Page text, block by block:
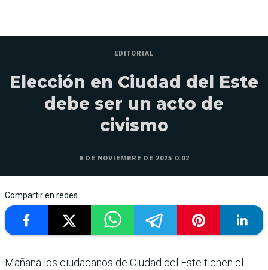
EDITORIAL
Elección en Ciudad del Este
debe ser un acto de
civismo
8 DE NOVIEMBRE DE 2025 0:02
Compartir en redes
Mañana los ciudadanos de Ciudad del Este tienen el